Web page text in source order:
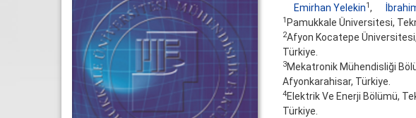
Emirhan Yelekin1 ,
1 Pamukkale Üniversitesi,
2Afyon Kocatepe
Türkiye.
3Mekatronik Mühendisliği
Afyonkarahisar, Türkiye.
4Elektrik Ve Enerji Bölümü,
Türkiye.